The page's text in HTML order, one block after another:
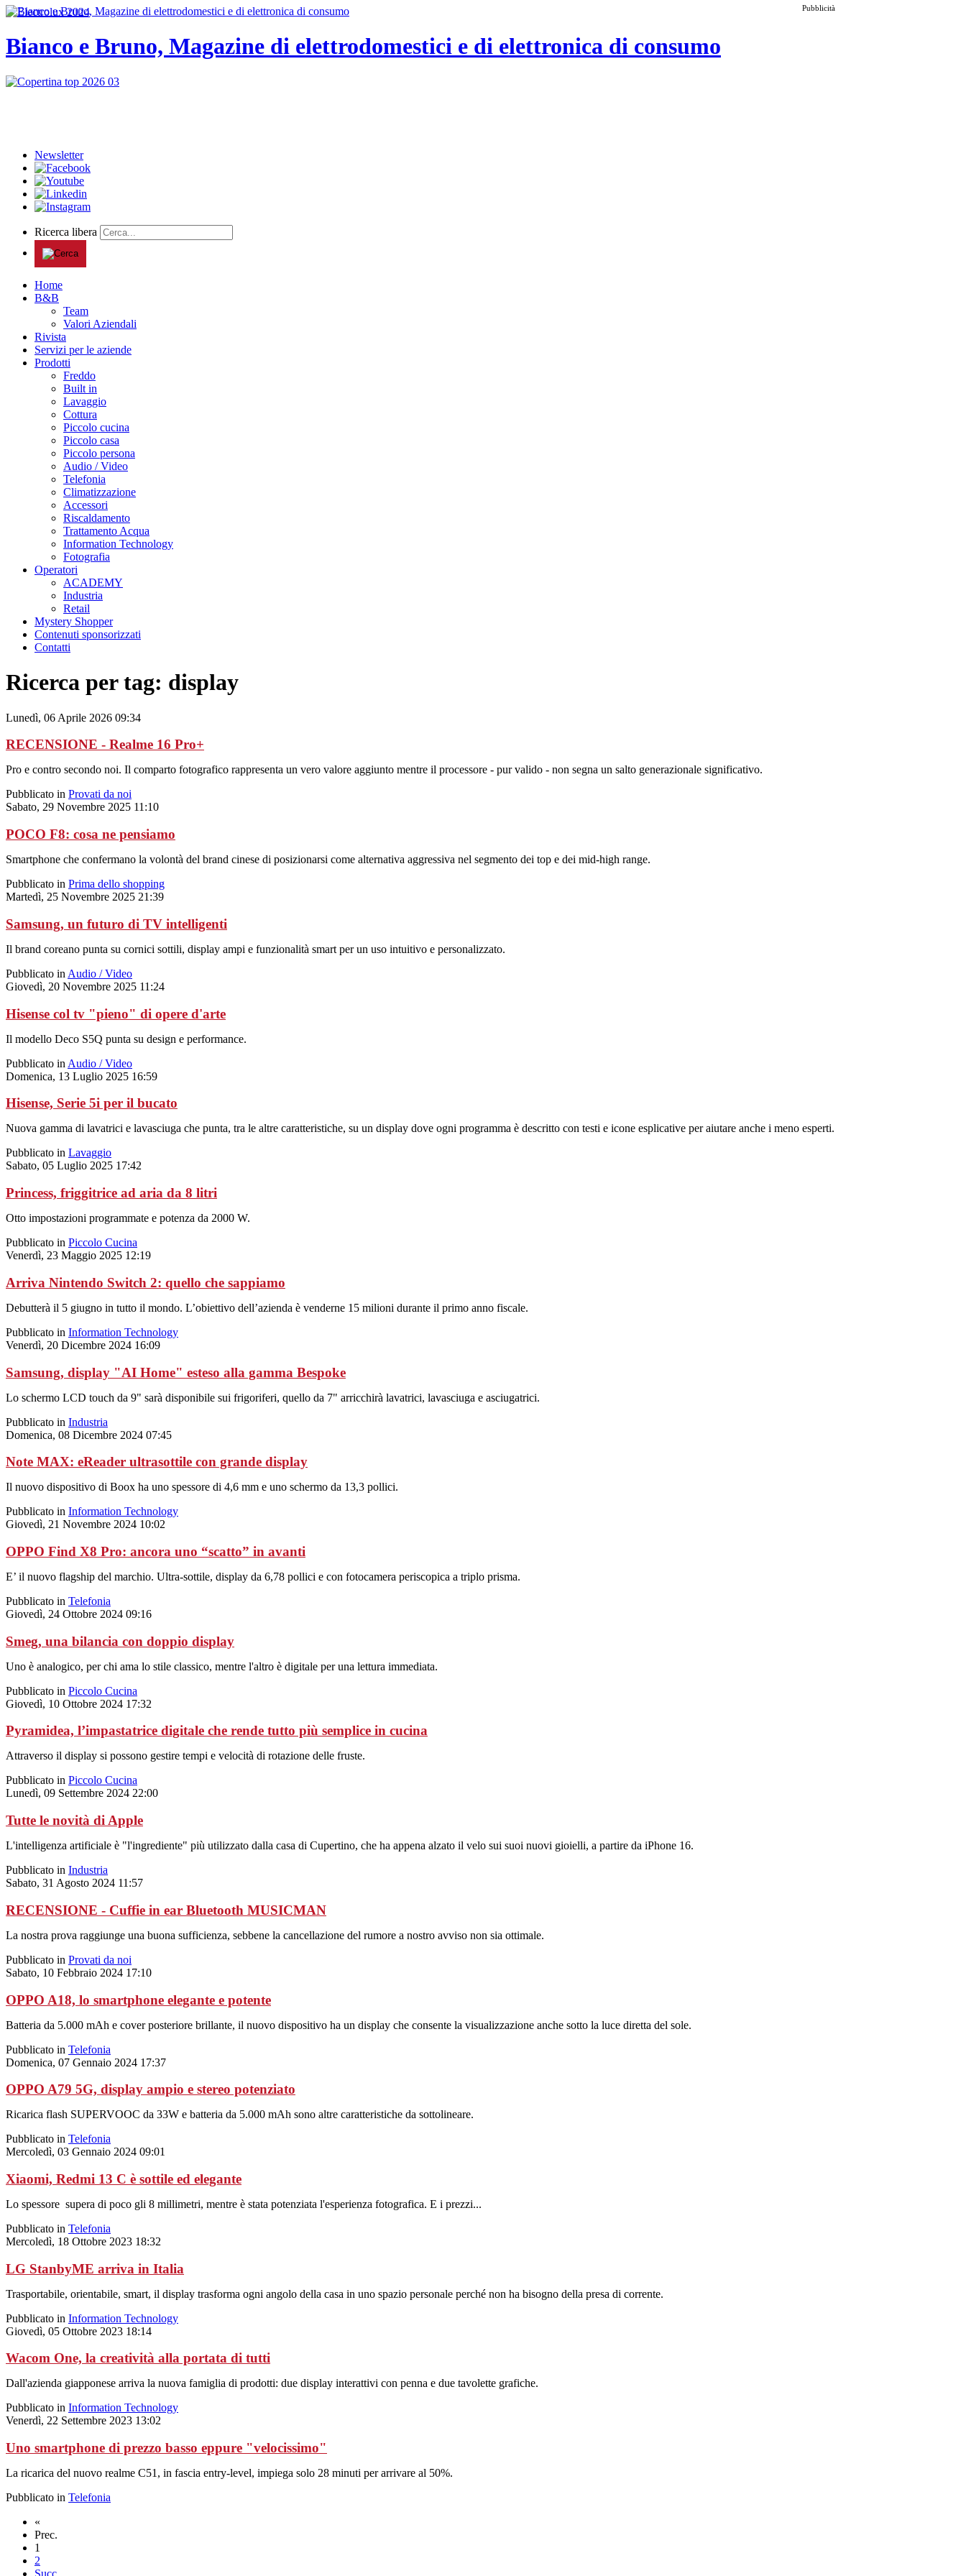
Pubblicità
Bianco e Bruno, Magazine di elettrodomestici e di elettronica di consumo
Newsletter
Ricerca libera
Home
B&B
Team
Valori Aziendali
Rivista
Servizi per le aziende
Prodotti
Freddo
Built in
Lavaggio
Cottura
Piccolo cucina
Piccolo casa
Piccolo persona
Audio / Video
Telefonia
Climatizzazione
Accessori
Riscaldamento
Trattamento Acqua
Information Technology
Fotografia
Operatori
ACADEMY
Industria
Retail
Mystery Shopper
Contenuti sponsorizzati
Contatti
Ricerca per tag: display
Lunedì, 06 Aprile 2026 09:34
RECENSIONE - Realme 16 Pro+
Pro e contro secondo noi. Il comparto fotografico rappresenta un vero valore aggiunto mentre il processore - pur valido - non segna un salto generazionale significativo.
Pubblicato in Provati da noi
Sabato, 29 Novembre 2025 11:10
POCO F8: cosa ne pensiamo
Smartphone che confermano la volontà del brand cinese di posizionarsi come alternativa aggressiva nel segmento dei top e dei mid-high range.
Pubblicato in Prima dello shopping
Martedì, 25 Novembre 2025 21:39
Samsung, un futuro di TV intelligenti
Il brand coreano punta su cornici sottili, display ampi e funzionalità smart per un uso intuitivo e personalizzato.
Pubblicato in Audio / Video
Giovedì, 20 Novembre 2025 11:24
Hisense col tv "pieno" di opere d'arte
Il modello Deco S5Q punta su design e performance.
Pubblicato in Audio / Video
Domenica, 13 Luglio 2025 16:59
Hisense, Serie 5i per il bucato
Nuova gamma di lavatrici e lavasciuga che punta, tra le altre caratteristiche, su un display dove ogni programma è descritto con testi e icone esplicative per aiutare anche i meno esperti.
Pubblicato in Lavaggio
Sabato, 05 Luglio 2025 17:42
Princess, friggitrice ad aria da 8 litri
Otto impostazioni programmate e potenza da 2000 W.
Pubblicato in Piccolo Cucina
Venerdì, 23 Maggio 2025 12:19
Arriva Nintendo Switch 2: quello che sappiamo
Debutterà il 5 giugno in tutto il mondo. L’obiettivo dell’azienda è venderne 15 milioni durante il primo anno fiscale.
Pubblicato in Information Technology
Venerdì, 20 Dicembre 2024 16:09
Samsung, display "AI Home" esteso alla gamma Bespoke
Lo schermo LCD touch da 9" sarà disponibile sui frigoriferi, quello da 7" arricchirà lavatrici, lavasciuga e asciugatrici.
Pubblicato in Industria
Domenica, 08 Dicembre 2024 07:45
Note MAX: eReader ultrasottile con grande display
Il nuovo dispositivo di Boox ha uno spessore di 4,6 mm e uno schermo da 13,3 pollici.
Pubblicato in Information Technology
Giovedì, 21 Novembre 2024 10:02
OPPO Find X8 Pro: ancora uno “scatto” in avanti
E’ il nuovo flagship del marchio. Ultra-sottile, display da 6,78 pollici e con fotocamera periscopica a triplo prisma.
Pubblicato in Telefonia
Giovedì, 24 Ottobre 2024 09:16
Smeg, una bilancia con doppio display
Uno è analogico, per chi ama lo stile classico, mentre l'altro è digitale per una lettura immediata.
Pubblicato in Piccolo Cucina
Giovedì, 10 Ottobre 2024 17:32
Pyramidea, l’impastatrice digitale che rende tutto più semplice in cucina
Attraverso il display si possono gestire tempi e velocità di rotazione delle fruste.
Pubblicato in Piccolo Cucina
Lunedì, 09 Settembre 2024 22:00
Tutte le novità di Apple
L'intelligenza artificiale è "l'ingrediente" più utilizzato dalla casa di Cupertino, che ha appena alzato il velo sui suoi nuovi gioielli, a partire da iPhone 16.
Pubblicato in Industria
Sabato, 31 Agosto 2024 11:57
RECENSIONE - Cuffie in ear Bluetooth MUSICMAN
La nostra prova raggiunge una buona sufficienza, sebbene la cancellazione del rumore a nostro avviso non sia ottimale.
Pubblicato in Provati da noi
Sabato, 10 Febbraio 2024 17:10
OPPO A18, lo smartphone elegante e potente
Batteria da 5.000 mAh e cover posteriore brillante, il nuovo dispositivo ha un display che consente la visualizzazione anche sotto la luce diretta del sole.
Pubblicato in Telefonia
Domenica, 07 Gennaio 2024 17:37
OPPO A79 5G, display ampio e stereo potenziato
Ricarica flash SUPERVOOC da 33W e batteria da 5.000 mAh sono altre caratteristiche da sottolineare.
Pubblicato in Telefonia
Mercoledì, 03 Gennaio 2024 09:01
Xiaomi, Redmi 13 C è sottile ed elegante
Lo spessore supera di poco gli 8 millimetri, mentre è stata potenziata l'esperienza fotografica. E i prezzi...
Pubblicato in Telefonia
Mercoledì, 18 Ottobre 2023 18:32
LG StanbyME arriva in Italia
Trasportabile, orientabile, smart, il display trasforma ogni angolo della casa in uno spazio personale perché non ha bisogno della presa di corrente.
Pubblicato in Information Technology
Giovedì, 05 Ottobre 2023 18:14
Wacom One, la creatività alla portata di tutti
Dall'azienda giapponese arriva la nuova famiglia di prodotti: due display interattivi con penna e due tavolette grafiche.
Pubblicato in Information Technology
Venerdì, 22 Settembre 2023 13:02
Uno smartphone di prezzo basso eppure "velocissimo"
La ricarica del nuovo realme C51, in fascia entry-level, impiega solo 28 minuti per arrivare al 50%.
Pubblicato in Telefonia
«
Prec.
1
2